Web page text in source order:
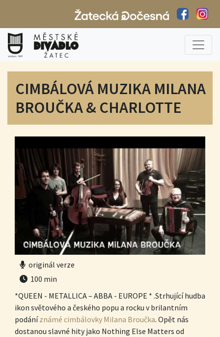
CIMBÁLOVÁ MUZIKA MILANA
BROUČKA & CHARLOTTE
originál verze
100 min
*QUEEN - METALLICA – ABBA - EUROPE * .Strhující hudba
ikon světového a českého popu a rocku v brilantním
podáníznámé cimbálovky Milana Broučka. Opět nás
dostanou slavné hity jako Nothing Else Matters od